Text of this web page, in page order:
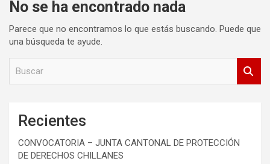
No se ha encontrado nada
Parece que no encontramos lo que estás buscando. Puede que
una búsqueda te ayude.
Recientes
CONVOCATORIA – JUNTA CANTONAL DE PROTECCIÓN
DE DERECHOS CHILLANES